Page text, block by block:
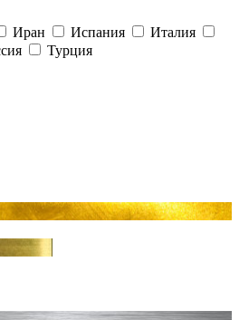
Иран Испания
Италия
Турция